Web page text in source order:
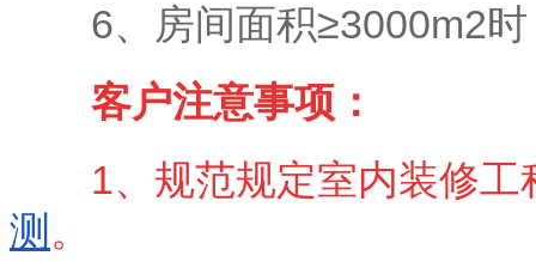
6、房间面积≥3000m2时
客户注意事项：
1、规范规定室内装修
测 。